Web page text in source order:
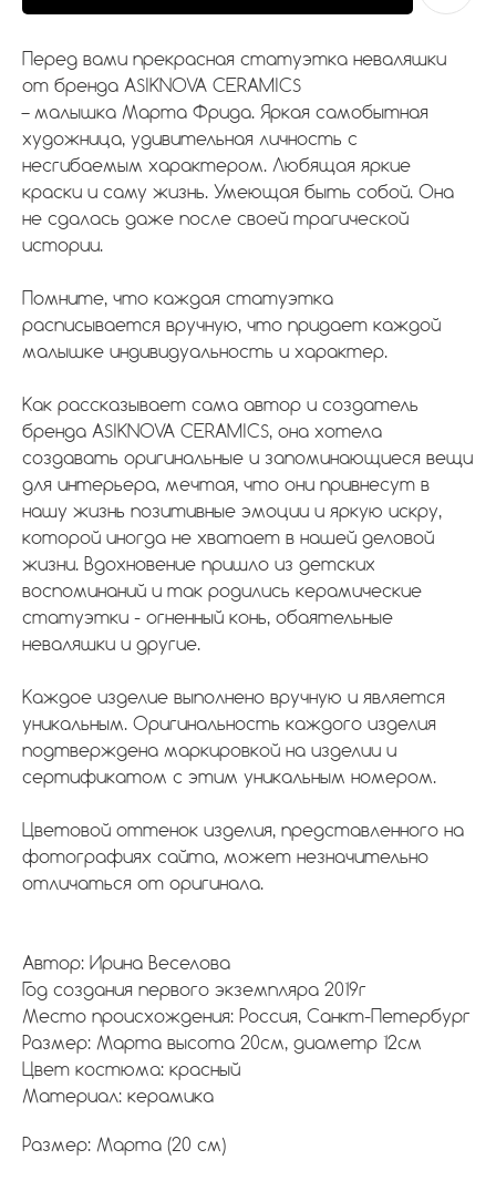
Перед вами прекрасная статуэтка неваляшки
от бренда ASIKNOVA CERAMICS
– малышка Марта Фрида. Яркая самобытная
художница, удивительная личность с
несгибаемым характером. Любящая яркие
краски и саму жизнь. Умеющая быть собой. Она
не сдалась даже после своей трагической
истории.
Помните, что каждая статуэтка
расписывается вручную, что придает каждой
малышке индивидуальность и характер.
Как рассказывает сама автор и создатель
бренда ASIKNOVA CERAMICS, она хотела
создавать оригинальные и запоминающиеся вещи
для интерьера, мечтая, что они привнесут в
нашу жизнь позитивные эмоции и яркую искру,
которой иногда не хватает в нашей деловой
жизни. Вдохновение пришло из детских
воспоминаний и так родились керамические
статуэтки - огненный конь, обаятельные
неваляшки и другие.
Каждое изделие выполнено вручную и является
уникальным. Оригинальность каждого изделия
подтверждена маркировкой на изделии и
сертификатом с этим уникальным номером.
Цветовой оттенок изделия, представленного на
фотографиях сайта, может незначительно
отличаться от оригинала.
Автор: Ирина Веселова
Год создания первого экземпляра 2019г
Место происхождения: Россия, Санкт-Петербург
Размер: Марта высота 20см, диаметр 12см
Цвет костюма: красный
Материал: керамика
Размер: Марта (20 см)